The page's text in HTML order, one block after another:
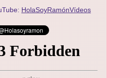
HolaSoyRamónVídeos